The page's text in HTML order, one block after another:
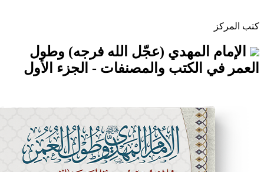
المهدي (عجّل الله فرجه) وطول
الكتب والمصنفات - الجزء الأول